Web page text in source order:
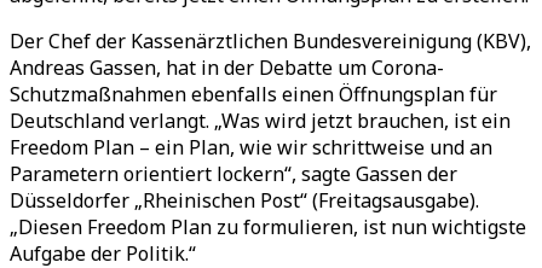
Der Chef der Kassenärztlichen Bundesvereinigung (KBV),
Andreas Gassen, hat in der Debatte um Corona-
Schutzmaßnahmen ebenfalls einen Öffnungsplan für
Deutschland verlangt. „Was wird jetzt brauchen, ist ein
Freedom Plan – ein Plan, wie wir schrittweise und an
Parametern orientiert lockern“, sagte Gassen der
Düsseldorfer „Rheinischen Post“ (Freitagsausgabe).
„Diesen Freedom Plan zu formulieren, ist nun wichtigste
Aufgabe der Politik.“